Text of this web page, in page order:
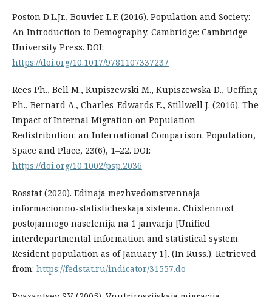
Poston D.L.Jr., Bouvier L.F. (2016). Population and Society:
An Introduction to Demography. Cambridge: Cambridge
University Press. DOI:
https://doi.org/10.1017/9781107337237
Rees Ph., Bell M., Kupiszewski M., Kupiszewska D., Ueffing
Ph., Bernard A., Charles-Edwards E., Stillwell J. (2016). The
Impact of Internal Migration on Population
Redistribution: an International Comparison. Population,
Space and Place, 23(6), 1–22. DOI:
https://doi.org/10.1002/psp.2036
Rosstat (2020). Edinaja mezhvedomstvennaja
informacionno-statisticheskaja sistema. Chislennost
postojannogo naselenija na 1 janvarja [Unified
interdepartmental information and statistical system.
Resident population as of January 1]. (In Russ.). Retrieved
from: https://fedstat.ru/indicator/31557.do